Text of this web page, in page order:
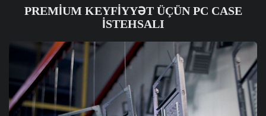
PREMIUM KEYFIYYƏT ÜÇÜN PC CASE
İSTEHSALI